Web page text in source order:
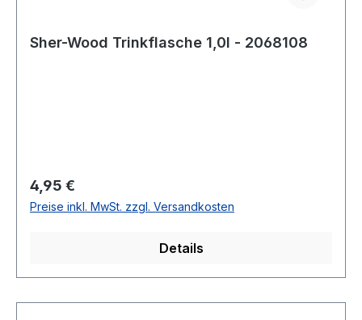
Sher-Wood Trinkflasche 1,0l - 2068108
Regulärer Preis:
4,95 €
Preise inkl. MwSt. zzgl. Versandkosten
Details